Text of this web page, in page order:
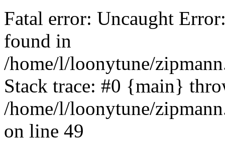
Fatal error: Uncaught
found in
/home/l/loonytune/
Stack trace: #0 {main}
/home/l/loonytune/
on line 49